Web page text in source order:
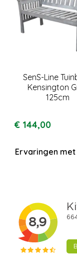
SenS-Line
Kensington
125cm
€ 144,00
Ervaringen met